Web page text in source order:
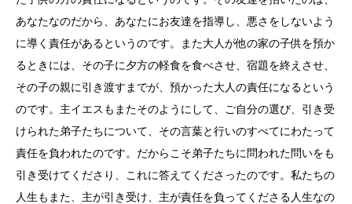
あなたなのだから、あなたにお友達を指導し、悪さをしないよう
に導く責任があるというのです。また大人が他の家の子供を預か
るときには、その子に夕方の軽食を食べさせ、宿題を終えさせ、
その子の親に引き渡すまでが、預かった大人の責任になるという
のです。主イエスもまたそのようにして、ご自分の選び、引き受
けられた弟子たちについて、その言葉と行いのすべてにわたって
責任を負われたのです。だからこそ弟子たちに問われた問いをも
引き受けてくださり、これに答えてくださったのです。私たちの
人生もまた、主が引き受け、主が責任を負ってくださる人生なの